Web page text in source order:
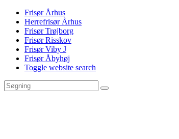
Frisør Århus
Herrefrisør Århus
Frisør Trøjborg
Frisør Risskov
Frisør Viby J
Frisør Åbyhøj
Toggle website search